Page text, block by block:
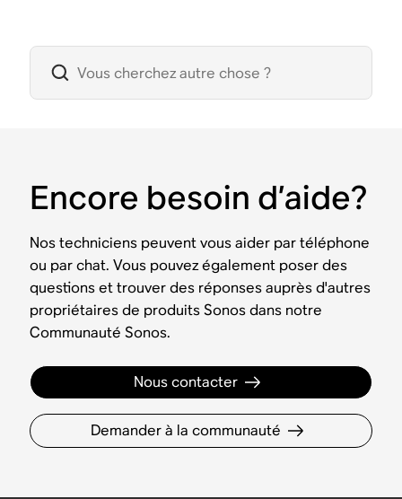
Encore besoin d’aide?
Nos techniciens peuvent vous aider par téléphone
ou par chat. Vous pouvez également poser des
questions et trouver des réponses auprès d'autres
propriétaires de produits Sonos dans notre
Communauté Sonos.
Nous contacter
Demander à la communauté